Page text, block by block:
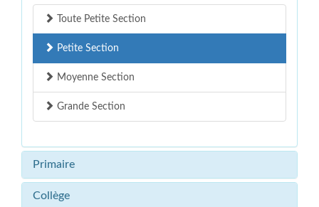
Toute Petite Section
Petite Section
Moyenne Section
Grande Section
Primaire
Collège